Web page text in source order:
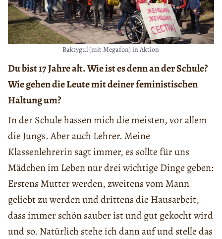
Baktygul (mit Megafon) in Aktion
Du bist 17 Jahre alt. Wie ist es denn an der Schule?
Wie gehen die Leute mit deiner feministischen
Haltung um?
In der Schule hassen mich die meisten, vor allem
die Jungs. Aber auch Lehrer. Meine
Klassenlehrerin sagt immer, es sollte für uns
Mädchen im Leben nur drei wichtige Dinge geben:
Erstens Mutter werden, zweitens vom Mann
geliebt zu werden und drittens die Hausarbeit,
dass immer schön sauber ist und gut gekocht wird
und so. Natürlich stehe ich dann auf und stelle das